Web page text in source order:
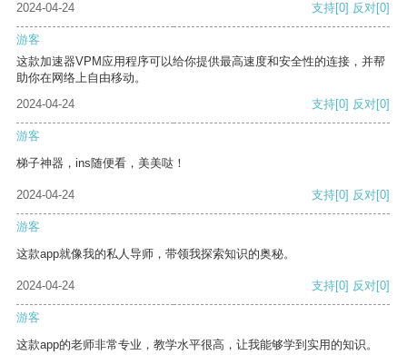
2024-04-24 支持[0] 反对[0]
游客
这款加速器VPM应用程序可以给你提供最高速度和安全性的连接，并帮
助你在网络上自由移动。
2024-04-24
支持[0] 反对[0]
游客
梯子神器，ins随便看，美美哒！
2024-04-24 支持[0] 反对[0]
游客
这款app就像我的私人导师，带领我探索知识的奥秘。
2024-04-24 支持[0] 反对[0]
游客
这款app的老师非常专业，教学水平很高，让我能够学到实用的知识。